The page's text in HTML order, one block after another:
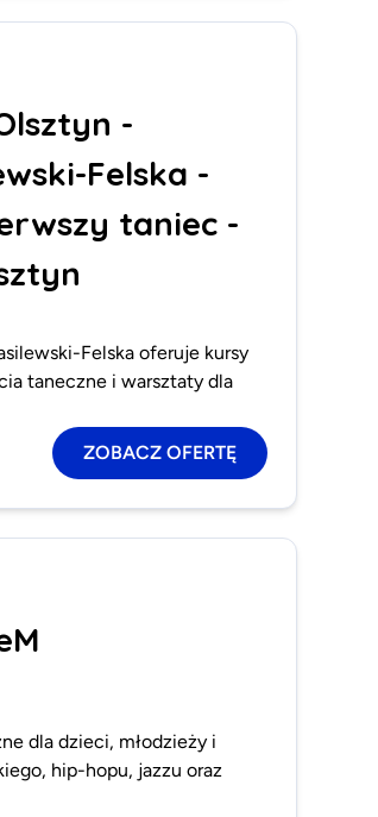
-
Felska -
taniec -
Felska oferuje kursy
taneczne i warsztaty dla
ZOBACZ OFERTĘ
dla dzieci, młodzieży i
hip-hopu, jazzu oraz